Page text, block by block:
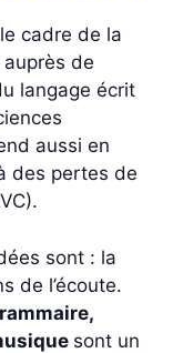
cadre de la
de
langage écrit
aussi en
des pertes de
sont : la
de l’écoute.
sont un